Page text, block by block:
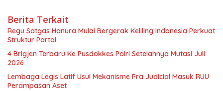
Berita Terkait
Regu Satgas Hanura Mulai Bergerak Keliling Indonesia Perkuat
Struktur Partai
4 Brigjen Terbaru Ke Pusdokkes Polri Setelahnya Mutasi Juli
2026
Lembaga Legis Latif Usul Mekanisme Pra Judicial Masuk RUU
Perampasan Aset